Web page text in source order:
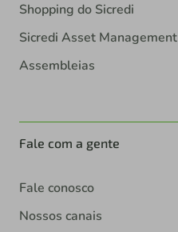
Shopping do Sicredi
Sicredi Asset Management
Assembleias
Fale com a gente
Fale conosco
Nossos canais